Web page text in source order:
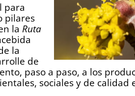
para
pilares
la Ruta
la
de
paso a paso, a los
sociales y de calidad